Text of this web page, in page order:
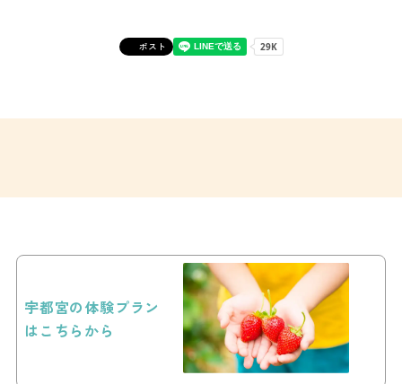
ポスト
宇都宮の体験プラン
はこちらから